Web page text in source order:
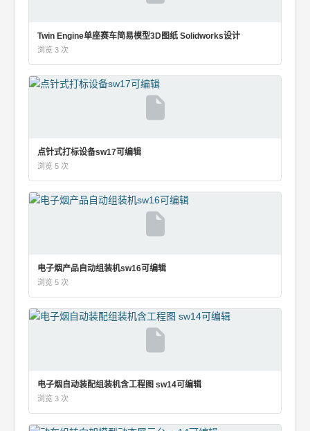
Twin Engine单座赛车简易模型3D图纸 Solidworks设计
浏览 3 次
点针式打标设备sw17可编辑
浏览 5 次
电子烟产品自动组装机sw16可编辑
浏览 5 次
电子烟自动装配组装机含工程图 sw14可编辑
浏览 3 次